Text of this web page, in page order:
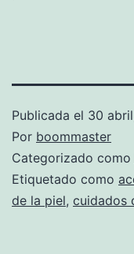
Publicada el 30
Por boommaster
Categorizado como
Etiquetado como
de la piel, cuidados